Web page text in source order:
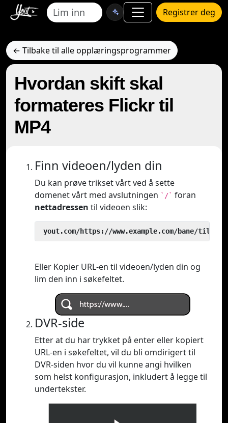
Registrer deg
← Tilbake til alle opplæringsprogrammer
Hvordan skift skal
formateres Flickr til
MP4
Finn videoen/lyden din
Du kan prøve trikset vårt ved å sette
domenet vårt med avslutningen `/` foran
nettadressen til videoen slik:
yout.com/https://www.example.com/bane/til/
Eller Kopier URL-en til videoen/lyden din og
lim den inn i søkefeltet.
DVR-side
Etter at du har trykket på enter eller kopiert
URL-en i søkefeltet, vil du bli omdirigert til
DVR-siden hvor du vil kunne angi hvilken
som helst konfigurasjon, inkludert å legge til
undertekster.